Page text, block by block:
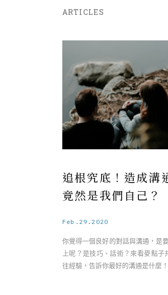
ARTICLES
追根究底！造成溝
竟然是我們自己？
Feb.29.2020
你覺得一個良好的對話與溝通，是
上呢？是技巧、話術？來看麥點
往經驗，告訴你最好的溝通是什麼！